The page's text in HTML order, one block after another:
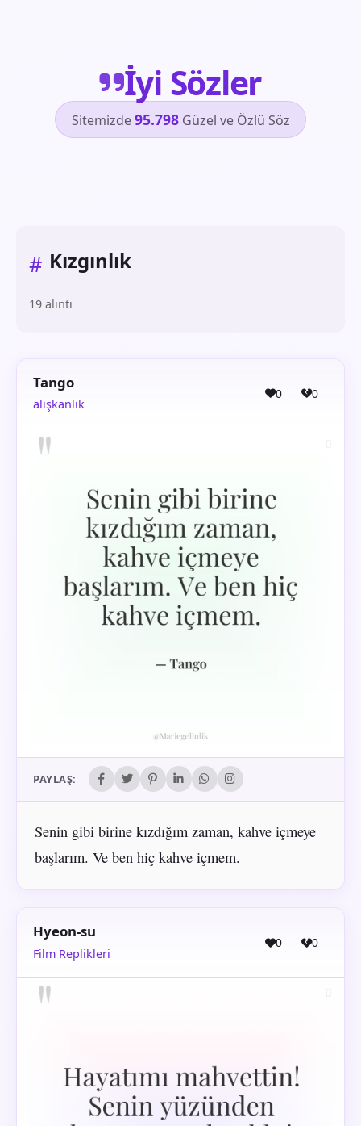
İyi Sözler
Sitemizde95.798Güzel ve Özlü Söz
# Kızgınlık
19 alıntı
Tango
alışkanlık
0 0
PAYLAŞ:
Senin gibi birine kızdığım zaman, kahve içmeye
başlarım. Ve ben hiç kahve içmem.
Hyeon-su
Film Replikleri
0 0